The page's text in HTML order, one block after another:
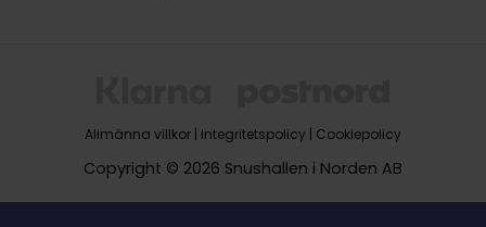
Allmänna villkor | Integritetspolicy | Cookiepolicy
Copyright © 2026 Snushallen i Norden AB